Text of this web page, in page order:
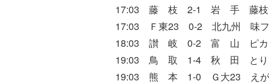
17:03 藤 枝 2-1 岩 手 藤
17:03 Ｆ東23 0-2 北九州 味
18:03 讃 岐 0-2 富 山 ピカ
19:03 鳥 取 1-4 秋 田 とり
19:03 熊 本 1-0 Ｇ大23 えが